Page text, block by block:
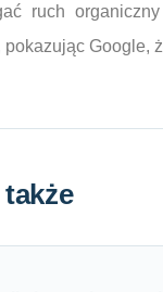
ruch
pokazując Google,